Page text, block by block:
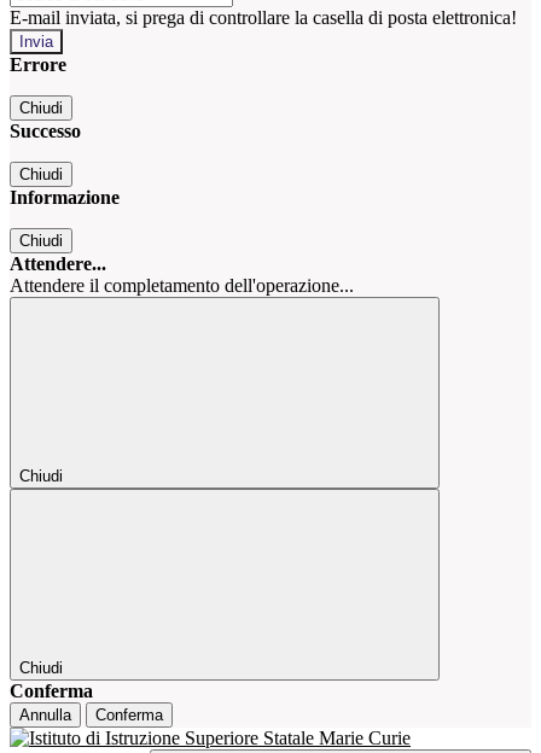
E-mail inviata, si prega di controllare la casella di posta elettronica!
Errore
Chiudi
Successo
Chiudi
Informazione
Chiudi
Attendere...
Attendere il completamento dell'operazione...
Chiudi
Chiudi
Conferma
Annulla Conferma